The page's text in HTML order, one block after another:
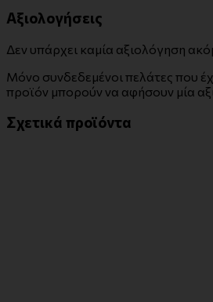
Αξιολογήσεις
Δεν υπάρχει καμία αξιολόγηση
Μόνο συνδεδεμένοι πελάτες που
προϊόν μπορούν να αφήσουν μία
Σχετικά προϊόντα